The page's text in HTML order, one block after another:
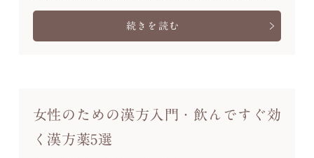
続きを読む
女性のための漢方入門・飲んですぐ効
く漢方薬5選